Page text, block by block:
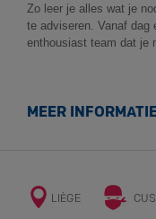
Zo leer je alles wat je
te adviseren. Vanaf dag
enthousiast team dat je
MEER
LIÈGE